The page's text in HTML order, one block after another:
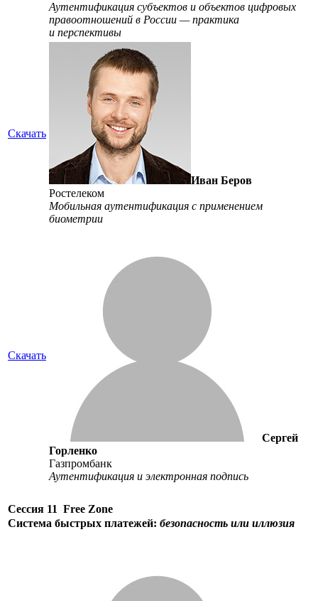
Аутентификация субъектов и объектов цифровых
правоотношений в России — практика
и перспективы
Скачать
Иван Беров
Ростелеком
Мобильная аутентификация с применением
биометрии
Скачать
Сергей
Горленко
Газпромбанк
Аутентификация и электронная подпись
Сессия 11 Free Zone
Система быстрых платежей: безопасность или иллюзия